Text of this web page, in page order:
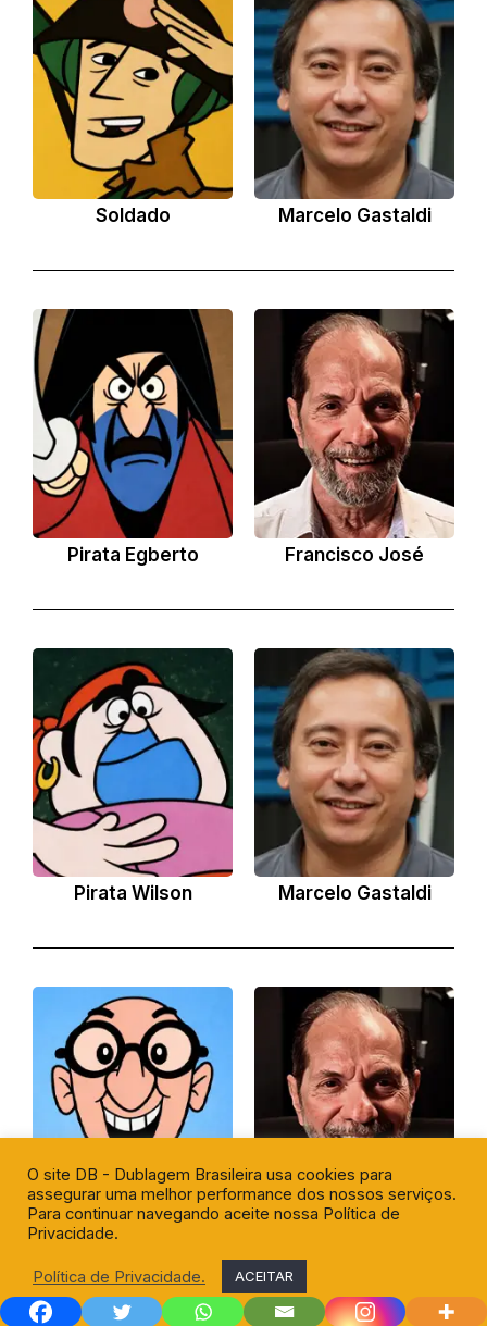
Soldado Marcelo Gastaldi
Pirata Egberto Francisco José
Pirata Wilson Marcelo Gastaldi
Apresentador de TV
O site DB - Dublagem Brasileira usa cookies para
assegurar uma melhor performance dos nossos serviços.
Para continuar navegando aceite nossa Política de
Privacidade.
Política de Privacidade. ACEITAR